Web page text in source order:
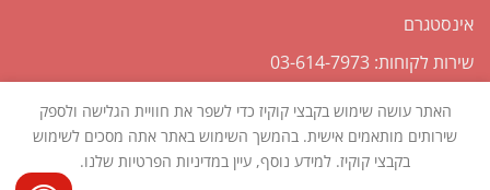
אינסטגרם
שירות לקוחות: 03-614-7973
האתר עושה שימוש בקבצי קוקיז כדי לשפר את חוויית הגלישה ולספק
שירותים מותאמים אישית. בהמשך השימוש באתר אתה מסכים לשימוש
בקבצי קוקיז. למידע נוסף, עיין במדיניות הפרטיות שלנו.